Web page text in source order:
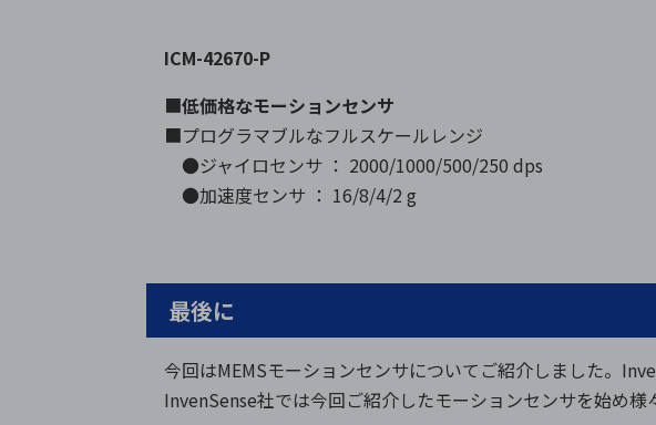
ICM-42670-P
■低価格なモーションセンサ
■プログラマブルなフルスケールレンジ
●ジャイロセンサ ： 2000/1000/500/250 dps
●加速度センサ ： 16/8/4/2 g
最後に
今回はMEMSモーションセンサについてご紹介しました。
InvenSense社では今回ご紹介したモーションセンサを始め